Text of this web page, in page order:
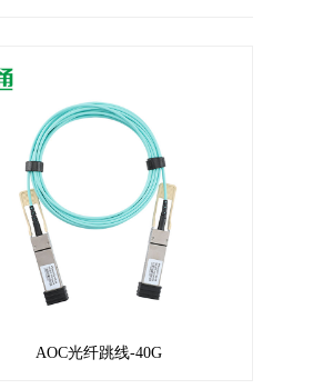
AOC光纤跳线-40G